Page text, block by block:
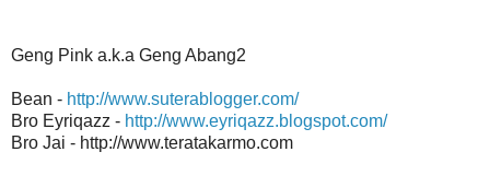
Geng Pink a.k.a Geng Abang2
Bean - http://www.suterablogger.com/
Bro Eyriqazz - http://www.eyriqazz.blogspot.com/
Bro Jai - http://www.teratakarmo.com